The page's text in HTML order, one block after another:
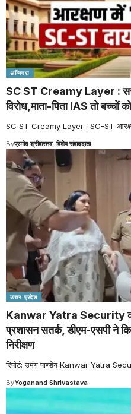
अग्निपथ
SC ST Creamy Layer :
विरोध,माता-पिता IAS तो बच्चों
SC ST Creamy Layer : SC-ST
Byप्रमोद श्रीवास्तव, विशेष संवाददाता
उत्तर प्रदेश
Kanwar Yatra Security
प्रशासन सतर्क, डीएम-एसपी ने
निरीक्षण
रिपोर्ट: उमंग पाण्डेय Kanwar Yatra
ByYoganand Shrivastava